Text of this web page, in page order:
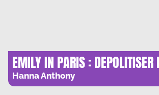
EMILY IN PARIS : DEPOLITISER
Hanna Anthony